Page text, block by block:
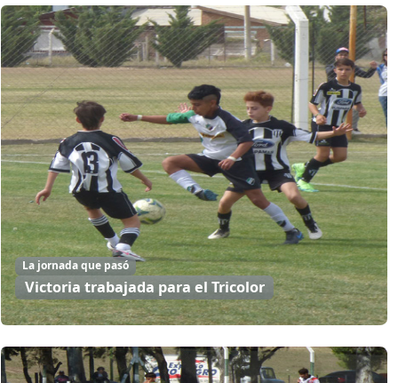
La jornada que pasó
Victoria trabajada para el Tricolor